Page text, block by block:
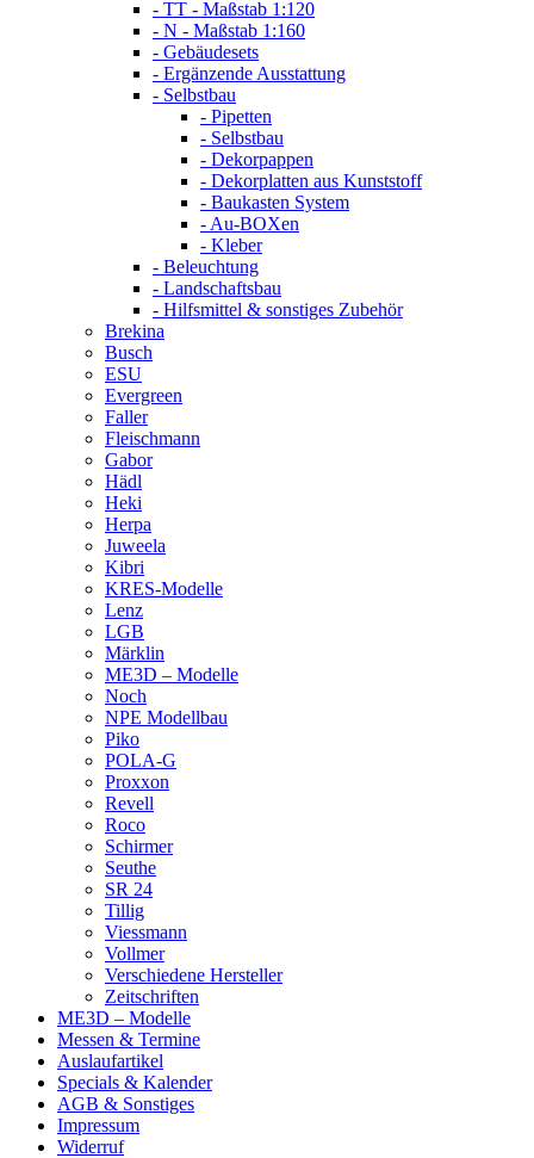
- TT - Maßstab 1:120
- N - Maßstab 1:160
- Gebäudesets
- Ergänzende Ausstattung
- Selbstbau
- Pipetten
- Selbstbau
- Dekorpappen
- Dekorplatten aus Kunststoff
- Baukasten System
- Au-BOXen
- Kleber
- Beleuchtung
- Landschaftsbau
- Hilfsmittel & sonstiges Zubehör
Brekina
Busch
ESU
Evergreen
Faller
Fleischmann
Gabor
Hädl
Heki
Herpa
Juweela
Kibri
KRES-Modelle
Lenz
LGB
Märklin
ME3D – Modelle
Noch
NPE Modellbau
Piko
POLA-G
Proxxon
Revell
Roco
Schirmer
Seuthe
SR 24
Tillig
Viessmann
Vollmer
Verschiedene Hersteller
Zeitschriften
ME3D – Modelle
Messen & Termine
Auslaufartikel
Specials & Kalender
AGB & Sonstiges
Impressum
Widerruf